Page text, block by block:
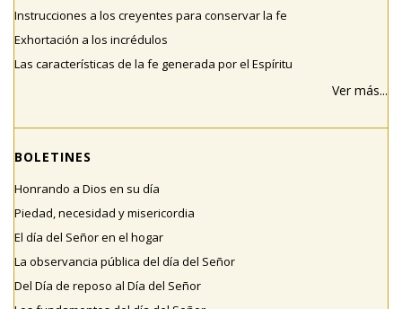
Instrucciones a los creyentes para conservar la fe
Exhortación a los incrédulos
Las características de la fe generada por el Espíritu
Ver más...
BOLETINES
Honrando a Dios en su día
Piedad, necesidad y misericordia
El día del Señor en el hogar
La observancia pública del día del Señor
Del Día de reposo al Día del Señor